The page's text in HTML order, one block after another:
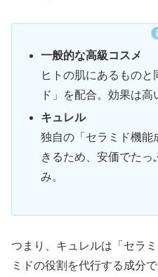
一般的な高級コスメ
ヒトの肌にあるものと
ド」を配合。効果は高
キュレル
独自の「セラミド機能
きるため、安価でたっ
み。
つまり、キュレルは「セラ
ミドの役割を代行する成分